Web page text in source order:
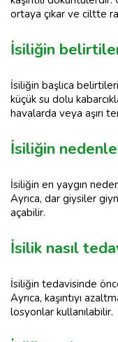
ortaya çıkar ve ciltte
İsiliğin
İsiliğin başlıca belirtileri
küçük su dolu
havalarda veya aşırı
İsiliğin
İsiliğin en yaygın
Ayrıca, dar giysiler
açabilir.
İsilik nasıl
İsiliğin tedavisinde
Ayrıca, kaşıntıyı
losyonlar kullanılabilir.